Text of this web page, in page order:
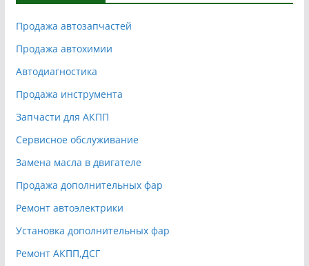
Продажа автозапчастей
Продажа автохимии
Автодиагностика
Продажа инструмента
Запчасти для АКПП
Сервисное обслуживание
Замена масла в двигателе
Продажа дополнительных фар
Ремонт автоэлектрики
Установка дополнительных фар
Ремонт АКПП,ДСГ